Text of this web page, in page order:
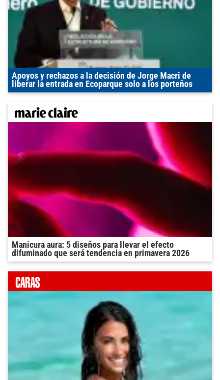
Apoyos y rechazos a la decisión de Jorge Macri de
liberar la entrada en Ecoparque solo a los porteños
Manicura aura: 5 diseños para llevar el efecto
difuminado que será tendencia en primavera 2026